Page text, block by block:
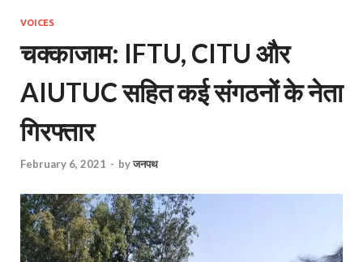
VOICES
चक्काजाम: IFTU, CITU और
AIUTUC सहित कई संगठनों के नेता
गिरफ्तार
February 6, 2021 - byजनपथ